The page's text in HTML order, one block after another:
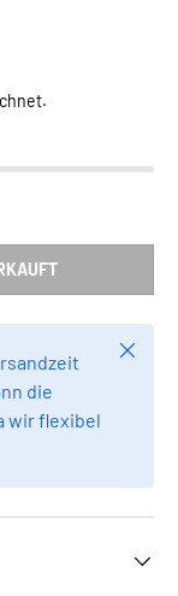
die
wir flexibel